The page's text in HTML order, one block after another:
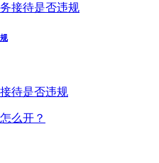
待是否违规